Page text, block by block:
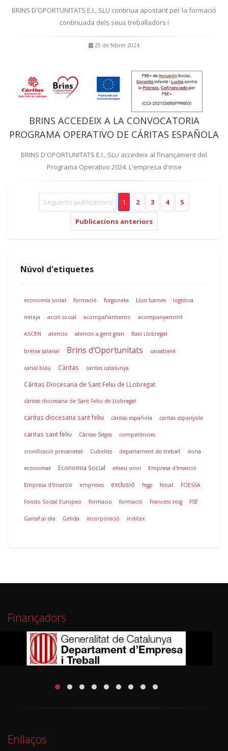
BRINS D'OPORTUNITATS E.I., SLU continua apostant per la formació
continuada dels seus treballadors i
25 de febrer 2024
BRINS ACCEDEIX A LA CONVOCATORIA
PROGRAMA OPERATIVO DE CÁRITAS ESPAÑOLA
BRINS D'OPORTUNITATS E.I., SLU accedeix al finançament del
Programa Operativo 2024. L'empresa d'inse
Següents publicacions 1 2 3 4 5
Publicacions anteriors
Núvol d'etiquetes
economía social formació furgoneta Lluis barnes logistica
neteja acció social acompañamiento acompanyament
ASCEN atencio atencio a gent gran Baix Llobregat
bretxa salarial Brins d'Oportunitats caixabank
canal blau Càritas caritas catalunya
Cáritas Diocesana de Sant Feliu de LLobregat
càritas diocesana de Sant Feliu de Llobregat
caritas diocesana sant feliu càritas española caritas espanyola
caritas sant feliu Càritas Sitges competències
cronificació precarietat Cubelles departament de treball dona
economat Economia Social eliseu oriol Empresa d'Inserció
Empresa d'Inserció empreses exclusió fegp feicat FOESSA
Fondo Social Europeo formacio formació Francesc roig FSE
Garraf al dia Gèlida incorporació inditex
Finançadors
Enllaços